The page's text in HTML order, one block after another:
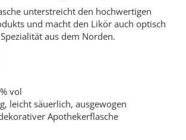
unterstreicht den hochwertigen
und macht den Likör auch optisch
aus dem Norden.
vol
leicht säuerlich, ausgewogen
Apothekerflasche